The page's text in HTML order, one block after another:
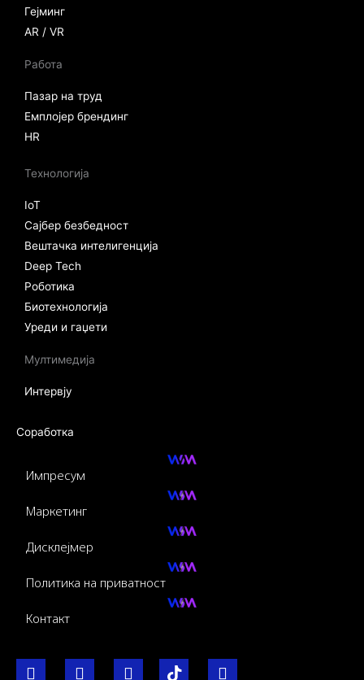
Гејминг
AR / VR
Работа
Пазар на труд
Емплојер брендинг
HR
Технологија
IoT
Сајбер безбедност
Вештачка интелигенција
Deep Tech
Роботика
Биотехнологија
Уреди и гаџети
Мултимедија
Интервју
Соработка
Импресум
Маркетинг
Дисклејмер
Политика на приватност
Контакт
F
I
Y
I
L